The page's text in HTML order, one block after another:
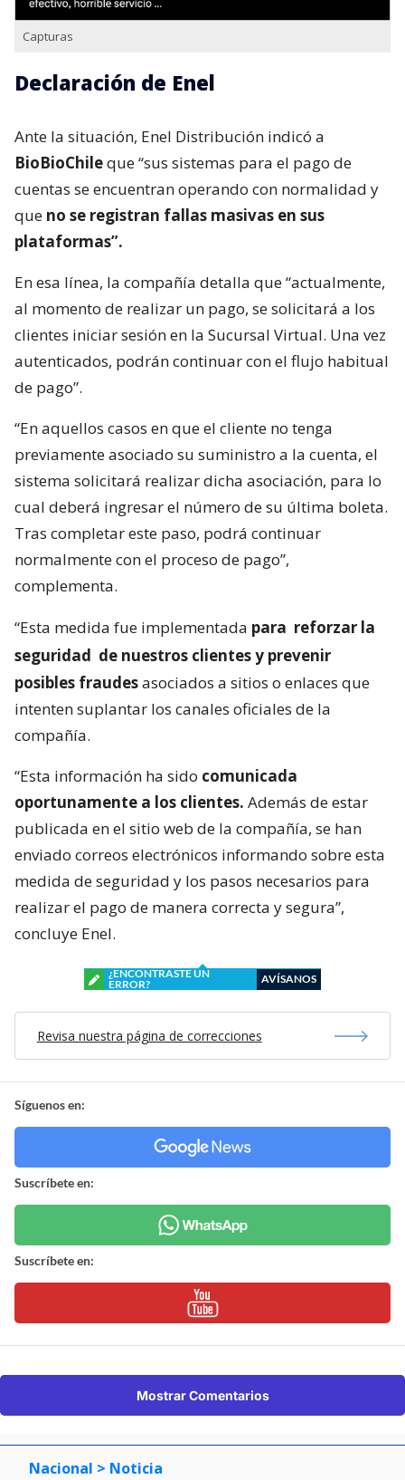
Capturas
Declaración de Enel
Ante la situación, Enel Distribución indicó a
BioBioChileque “sus sistemas para el pago de
cuentas se encuentran operando con normalidad y
que no se registran fallas masivas en sus
plataformas”.
En esa línea, la compañía detalla que “actualmente,
al momento de realizar un pago, se solicitará a los
clientes iniciar sesión en la Sucursal Virtual. Una vez
autenticados, podrán continuar con el flujo habitual
de pago”.
“En aquellos casos en que el cliente no tenga
previamente asociado su suministro a la cuenta, el
sistema solicitará realizar dicha asociación, para lo
cual deberá ingresar el número de su última boleta.
Tras completar este paso, podrá continuar
normalmente con el proceso de pago”,
complementa.
“Esta medida fue implementada para reforzar la
seguridad de nuestros clientes y prevenir
posibles fraudesasociados a sitios o enlaces que
intenten suplantar los canales oficiales de la
compañía.
“Esta información ha sido comunicada
oportunamente a los clientes. Además de estar
publicada en el sitio web de la compañía, se han
enviado correos electrónicos informando sobre esta
medida de seguridad y los pasos necesarios para
realizar el pago de manera correcta y segura”,
concluye Enel.
¿ENCONTRASTE UN
ERROR?
AVÍSANOS
Revisa nuestra página de correcciones
Síguenos en:
Suscríbete en:
Suscríbete en:
Mostrar Comentarios
Nacional > Noticia